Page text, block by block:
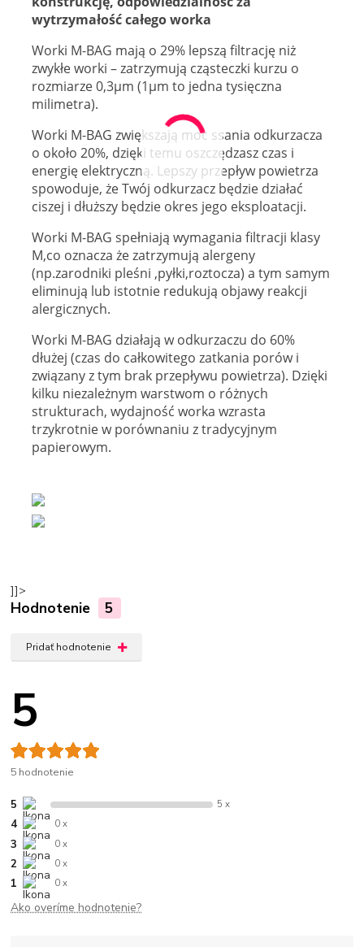
wytrzymałość całego worka
Worki M-BAG mają o 29% lepszą filtrację niż
zwykłe worki – zatrzymują cząsteczki kurzu o
rozmiarze 0,3µm (1µm to jedna tysięczna
milimetra).
Worki M-BAG zwiększają moc ssania odkurzacza
o około 20%, dzięki temu oszczędzasz czas i
energię elektryczną. Lepszy przepływ powietrza
spowoduje, że Twój odkurzacz będzie działać
ciszej i dłuższy będzie okres jego eksploatacji.
Worki M-BAG spełniają wymagania filtracji klasy
M,co oznacza że zatrzymują alergeny
(np.zarodniki pleśni ,pyłki,roztocza) a tym samym
eliminują lub istotnie redukują objawy reakcji
alergicznych.
Worki M-BAG działają w odkurzaczu do 60%
dłużej (czas do całkowitego zatkania porów i
związany z tym brak przepływu powietrza). Dzięki
kilku niezależnym warstwom o różnych
strukturach, wydajność worka wzrasta
trzykrotnie w porównaniu z tradycyjnym
papierowym.
]]>
Hodnotenie 5
Pridať hodnotenie
5
5 hodnotenie
5 5 x
4 0 x
3 0 x
2 0 x
1 0 x
Ako overíme hodnotenie?